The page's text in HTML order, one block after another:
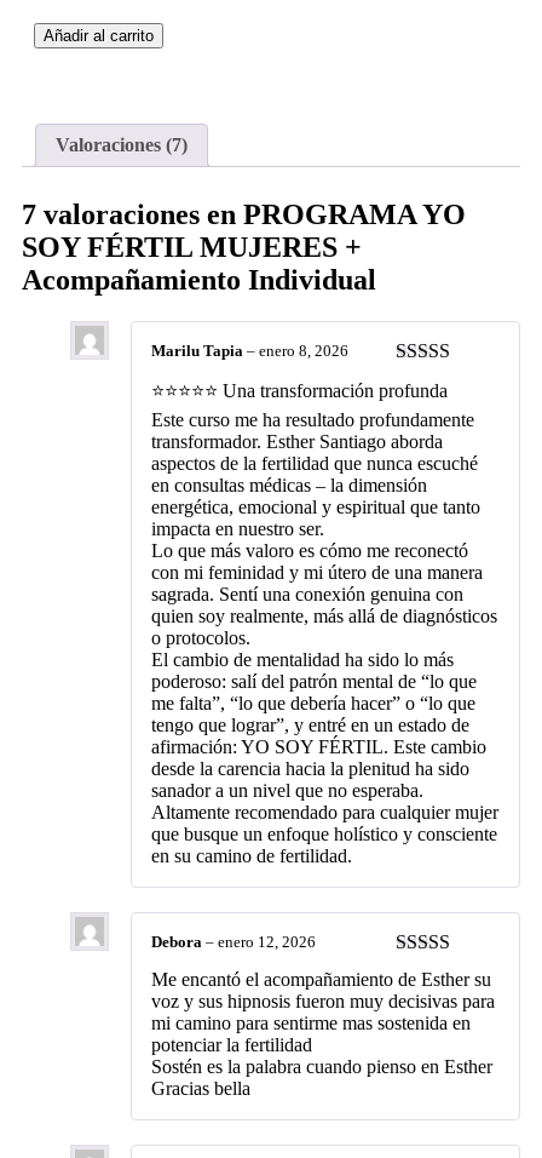
Añadir al carrito
Valoraciones (7)
7 valoraciones en PROGRAMA YO
SOY FÉRTIL MUJERES +
Acompañamiento Individual
Valorado con
5de 5
Marilu Tapia – enero 8, 2026
⭐⭐⭐⭐⭐ Una transformación profunda
Este curso me ha resultado profundamente
transformador. Esther Santiago aborda
aspectos de la fertilidad que nunca escuché
en consultas médicas – la dimensión
energética, emocional y espiritual que tanto
impacta en nuestro ser.
Lo que más valoro es cómo me reconectó
con mi feminidad y mi útero de una manera
sagrada. Sentí una conexión genuina con
quien soy realmente, más allá de diagnósticos
o protocolos.
El cambio de mentalidad ha sido lo más
poderoso: salí del patrón mental de “lo que
me falta”, “lo que debería hacer” o “lo que
tengo que lograr”, y entré en un estado de
afirmación: YO SOY FÉRTIL. Este cambio
desde la carencia hacia la plenitud ha sido
sanador a un nivel que no esperaba.
Altamente recomendado para cualquier mujer
que busque un enfoque holístico y consciente
en su camino de fertilidad.
Valorado con
5de 5
Debora – enero 12, 2026
Me encantó el acompañamiento de Esther su
voz y sus hipnosis fueron muy decisivas para
mi camino para sentirme mas sostenida en
potenciar la fertilidad
Sostén es la palabra cuando pienso en Esther
Gracias bella